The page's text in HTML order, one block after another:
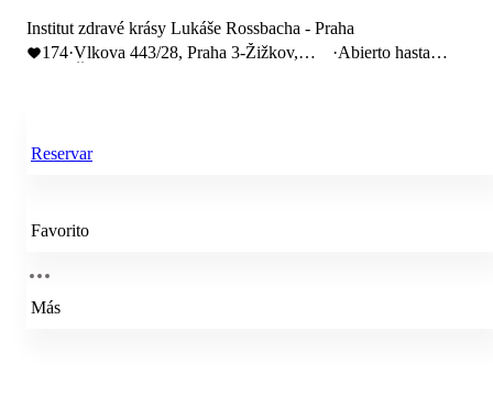
Institut zdravé krásy Lukáše Rossbacha - Praha
174·Vlkova 443/28, Praha 3-Žižkov,
·Abierto hasta
Reservar
Favorito
Más